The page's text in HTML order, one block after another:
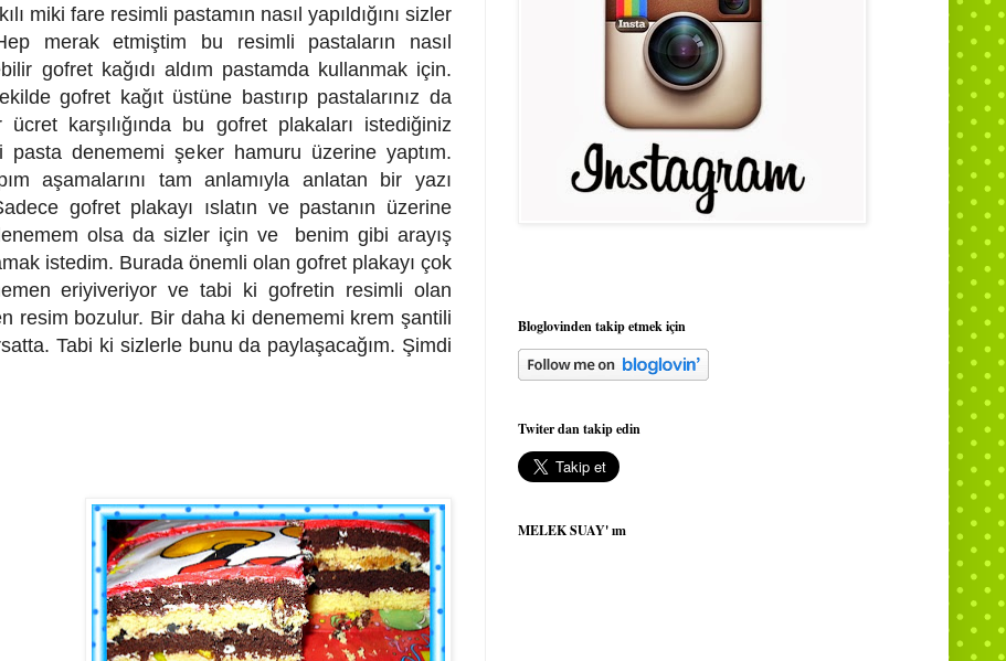
miki fare resimli pastamın nasıl yapıldığını sizler
merak etmiştim bu resimli pastaların nasıl
gofret kağıdı aldım pastamda kullanmak için.
gofret kağıt üstüne bastırıp pastalarınız da
karşılığında bu gofret plakaları istediğiniz
pasta denememi şeker hamuru üzerine yaptım.
aşamalarını tam anlamıyla anlatan bir yazı
gofret plakayı ıslatın ve pastanın üzerine
olsa da sizler için ve benim gibi arayış
istedim. Burada önemli olan gofret plakayı çok
eriyiveriyor ve tabi ki gofretin resimli olan
resim bozulur. Bir daha ki denememi krem şantili
Tabi ki sizlerle bunu da paylaşacağım. Şimdi
Bloglovinden takip etmek için
Twiter dan takip edin
MELEK SUAY' ım